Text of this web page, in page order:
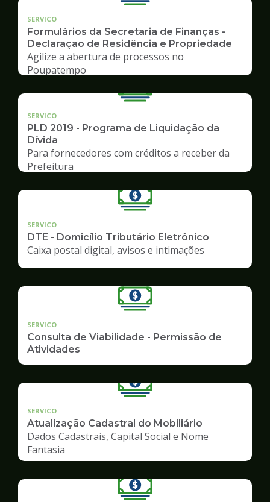
SERVICO
Formulários da Secretaria de Finanças -
Declaração de Residência e Propriedade
Agilize a abertura de processos no
Poupatempo
SERVICO
PLD 2019 - Programa de Liquidação da
Dívida
Para fornecedores com créditos a receber da
Prefeitura
SERVICO
DTE - Domicílio Tributário Eletrônico
Caixa postal digital, avisos e intimações
SERVICO
Consulta de Viabilidade - Permissão de
Atividades
SERVICO
Atualização Cadastral do Mobiliário
Dados Cadastrais, Capital Social e Nome
Fantasia